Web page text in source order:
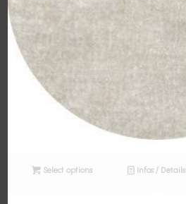
Select options Infos / Details